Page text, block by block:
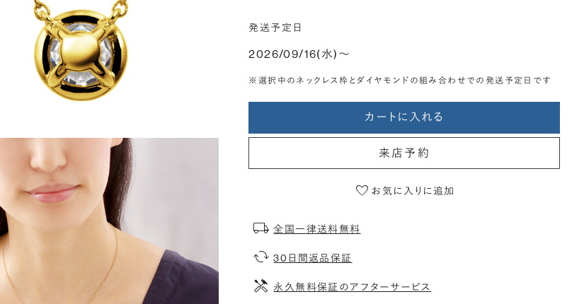
発送予定日
2026/09/16(水)〜
※選択中のネックレス枠とダイヤモンドの組み合わせでの発送予定日です
カートに入れる
来店予約
お気に入りに追加
全国一律送料無料
30日間返品保証
永久無料保証のアフターサービス